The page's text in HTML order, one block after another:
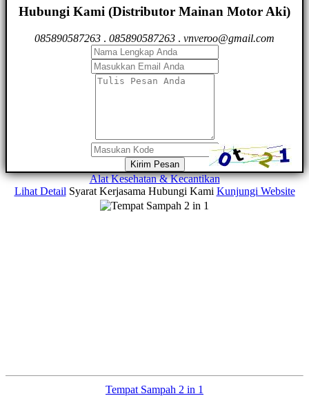
Hubungi Kami (Distributor Mainan Motor Aki)
085890587263 . 085890587263 . vnveroo@gmail.com
Kirim Pesan
Alat Kesehatan & Kecantikan
Lihat Detail Syarat Kerjasama Hubungi Kami Kunjungi Website
Tempat Sampah 2 in 1